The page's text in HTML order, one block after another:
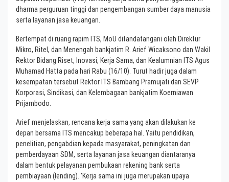
dharma perguruan tinggi dan pengembangan sumber daya manusia
serta layanan jasa keuangan.
Bertempat di ruang rapim ITS, MoU ditandatangani oleh Direktur
Mikro, Ritel, dan Menengah bankjatim R. Arief Wicaksono dan Wakil
Rektor Bidang Riset, Inovasi, Kerja Sama, dan Kealumnian ITS Agus
Muhamad Hatta pada hari Rabu (16/10). Turut hadir juga dalam
kesempatan tersebut Rektor ITS Bambang Pramujati dan SEVP
Korporasi, Sindikasi, dan Kelembagaan bankjatim Koerniawan
Prijambodo.
Arief menjelaskan, rencana kerja sama yang akan dilakukan ke
depan bersama ITS mencakup beberapa hal. Yaitu pendidikan,
penelitian, pengabdian kepada masyarakat, peningkatan dan
pemberdayaan SDM, serta layanan jasa keuangan diantaranya
dalam bentuk pelayanan pembukaan rekening bank serta
pembiayaan (lending). ’Kerja sama ini juga merupakan upaya